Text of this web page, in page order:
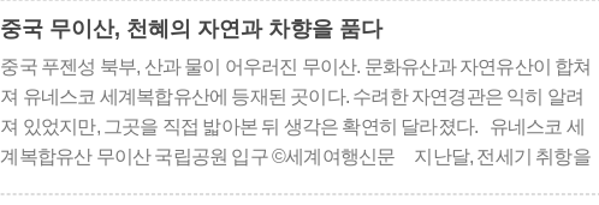
공 직항편을 이용해서 갈 수 있..
중국 무이산, 천혜의 자연과 차향을 품다
중국 푸젠성 북부, 산과 물이 어우러진 무이산. 문화유산과 자연유산이 합쳐
져 유네스코 세계복합유산에 등재된 곳이다. 수려한 자연경관은 익히 알려
져 있었지만, 그곳을 직접 밟아본 뒤 생각은 확연히 달라졌다. 유네스코 세
계복합유산 무이산 국립공원 입구 ©세계여행신문 지난달, 전세기 취항을